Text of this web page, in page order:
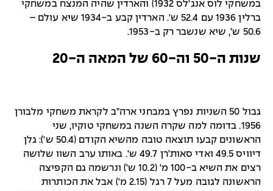
במשחקי לוס אנג'לס 1932) והארדין שהיה המנצח במשחקי
ברלין 1936 עם 52.4 ש'. הארדין קבע ב-1934 שיא עולם –
50.6 ש', שיא שנשבר רק ב-1953.
שנות ה-50 וה-60 של המאה ה-20
גבול 50 השניות נפרץ במבחני ארה"ב לקראת משחקי מלבורן
1956. בדומה למה שקרה השנה במשחקי טוקיו, שני
הראשונים קבעו תוצאה טובה מהשיא הקודם (50.4 ש'): גלן
דיוויס 49.5 ואדי סאות'רן 49.7 ש'. באותו ערב השוו שלושה
רצים את השיא ב-100 מ' (10.2 ש') ונרשמה גם הקפיצה
הראשונה לגובה מעל 7 רגל (2.15 מ') אבל את הכותרות